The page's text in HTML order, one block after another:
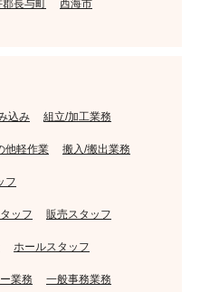
郡長与町 西海市
込み 組立/加工業務
他軽作業 搬入/搬出業務
フ
ッフ 販売スタッフ
ホールスタッフ
業務 一般事務業務